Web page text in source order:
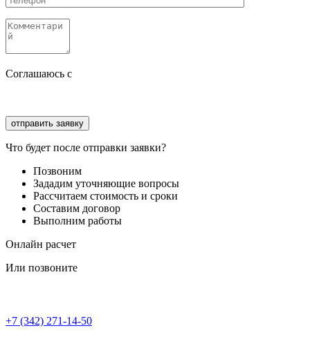
Соглашаюсь с
Что будет после отправки заявки?
Позвоним
Зададим уточняющие вопросы
Рассчитаем стоимость и сроки
Составим договор
Выполним работы
Онлайн расчет
Или позвоните
+7 (342) 271-14-50